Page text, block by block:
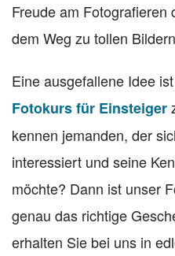
Freude am Fotografieren
dem Weg zu tollen
Eine ausgefallene Idee
Fotokurs für Einsteiger
kennen jemanden, der
interessiert und seine
möchte? Dann ist unser
genau das richtige
erhalten Sie bei uns in